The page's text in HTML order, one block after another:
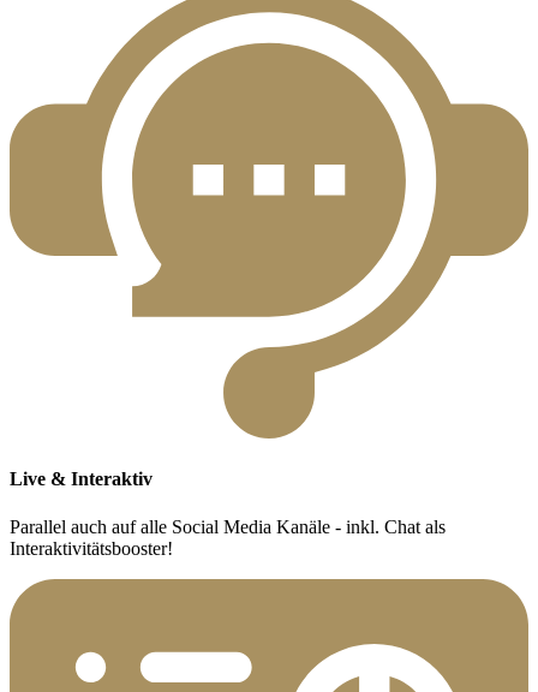
Live & Interaktiv
Parallel auch auf alle Social Media Kanäle - inkl. Chat als
Interaktivitätsbooster!